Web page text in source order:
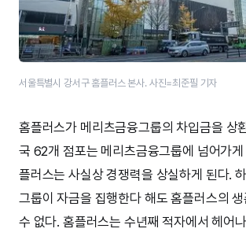
서울특별시 강서구 홈플러스 본사. 사진=최준필 기자
홈플러스가 메리츠금융그룹의 차입금을 상
국 62개 점포는 메리츠금융그룹에 넘어가
플러스는 사실상 경쟁력을 상실하게 된다.
그룹이 자금을 집행한다 해도 홈플러스의
수 없다. 홈플러스는 수년째 적자에서 헤어